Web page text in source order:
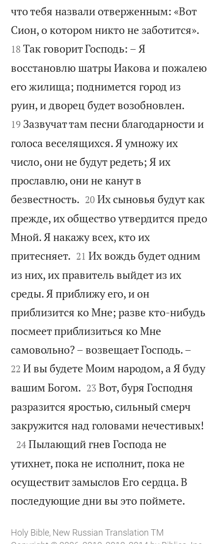
что тебя назвали отверженным: «Вот
Сион, о котором никто не заботится».
18 Так говорит Господь: – Я
восстановлю шатры Иакова и пожалею
его жилища; поднимется город из
руин, и дворец будет возобновлен.
19 Зазвучат там песни благодарности и
голоса веселящихся. Я умножу их
число, они не будут редеть; Я их
прославлю, они не канут в
безвестность. 

20 Их сыновья будут как
прежде, их общество утвердится предо
Мной. Я накажу всех, кто их
притесняет. 

21 Их вождь будет одним
из них, их правитель выйдет из их
среды. Я приближу его, и он
приблизится ко Мне; разве кто-нибудь
посмеет приблизиться ко Мне
самовольно? – возвещает Господь. –
22 И вы будете Моим народом, а Я буду
вашим Богом. 

23 Вот, буря Господня
разразится яростью, сильный смерч
закружится над головами нечестивых!

24 Пылающий гнев Господа не
утихнет, пока не исполнит, пока не
осуществит замыслов Его сердца. В
последующие дни вы это поймете.
Holy Bible, New Russian Translation TM